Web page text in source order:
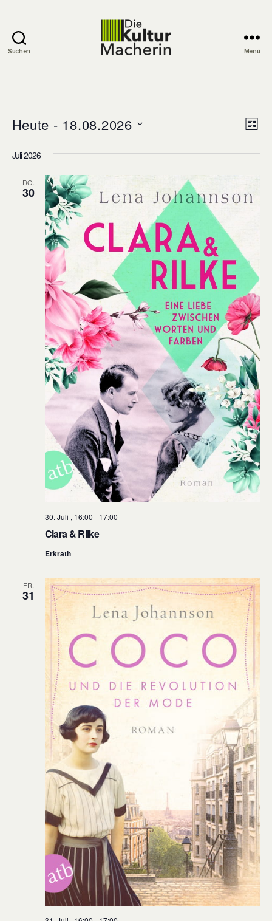
Suchen Menü
Veranstaltungen Liste
Heute - 18.08.2026
wählen.
Juli 2026
DO.
30
Clara & Rilke
30. Juli , 16:00 - 17:00
Erkrath
FR.
31